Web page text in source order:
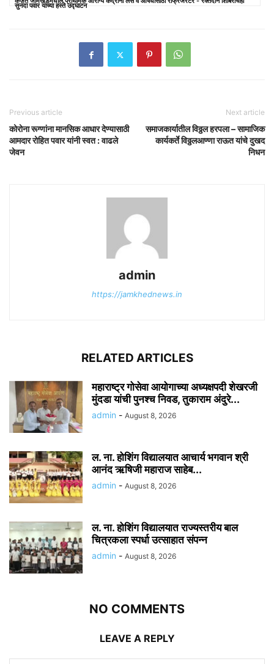
सुनंदा पवार यांच्या हस्ते उद्घाटन
Previous article
कोरोना रूग्णांना मानसिक आधार देण्यासाठी
आमदार रोहित पवार यांनी स्वत : वाढले
जेवन
Next article
समाजकार्यातील विठ्ठल हरपला – सामाजिक
कार्यकर्ते विठ्ठलआण्णा राऊत यांचे दुखद
निधन
admin
https://jamkhednews.in
RELATED ARTICLES
महाराष्ट्र गोसेवा आयोगाच्या अध्यक्षपदी शेखरजी
मुंदडा यांची पुनश्च निवड, तुकाराम अंदुरे...
admin - August 8, 2026
ल. ना. होशिंग विद्यालयात आचार्य भगवान श्री
आनंद ऋषिजी महाराज साहेब...
admin - August 8, 2026
ल. ना. होशिंग विद्यालयात राज्यस्तरीय बाल
चित्रकला स्पर्धा उत्साहात संपन्न
admin - August 8, 2026
NO COMMENTS
LEAVE A REPLY